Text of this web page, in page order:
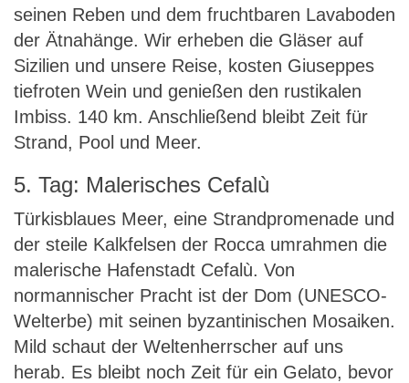
seinen Reben und dem fruchtbaren Lavaboden
der Ätnahänge. Wir erheben die Gläser auf
Sizilien und unsere Reise, kosten Giuseppes
tiefroten Wein und genießen den rustikalen
Imbiss. 140 km. Anschließend bleibt Zeit für
Strand, Pool und Meer.
5. Tag: Malerisches Cefalù
Türkisblaues Meer, eine Strandpromenade und
der steile Kalkfelsen der Rocca umrahmen die
malerische Hafenstadt Cefalù. Von
normannischer Pracht ist der Dom (UNESCO-
Welterbe) mit seinen byzantinischen Mosaiken.
Mild schaut der Weltenherrscher auf uns
herab. Es bleibt noch Zeit für ein Gelato, bevor